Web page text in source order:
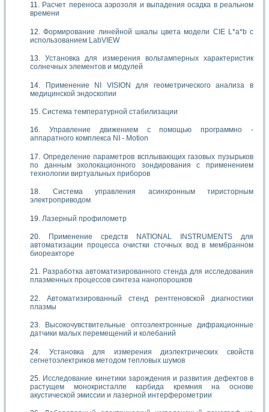
Расчет переноса аэрозоля и выпадения осадка в реальном
времени
Формирование линейной шкалы цвета модели CIE L*a*b с
использованием LabVIEW
Установка для измерения вольтамперных характеристик
солнечных элементов и модулей
Применение NI VISION для геометрического анализа в
медицинской эндоскопии
Система температурной стабилизации
Управление движением с помощью программно -
аппаратного комплекса NI - Motion
Определение параметров всплывающих газовых пузырьков
по данным эхолокационного зондирования с применением
технологии виртуальных приборов
Система управления асинхронным тиристорным
электроприводом
Лазерный профилометр
Применение средств NATIONAL INSTRUMENTS для
автоматизации процесса очистки сточных вод в мембранном
биореакторе
Разработка автоматизированного стенда для исследования
плазменных процессов синтеза нанопорошков
Автоматизированный стенд рентгеновской диагностики
плазмы
Высокочувствительные оптоэлектронные дифракционные
датчики малых перемещений и колебаний
Установка для измерения диэлектрических свойств
сегнетоэлектриков методом тепловых шумов
Исследование кинетики зарождения и развития дефектов в
растущем монокристалле карбида кремния на основе
акустической эмиссии и лазерной интерферометрии